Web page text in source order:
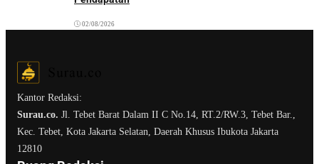
02/08/2026
Kantor Redaksi:
Surau.co. Jl. Tebet Barat Dalam II C No.14, RT.2/RW.3, Tebet Bar.,
Kec. Tebet, Kota Jakarta Selatan, Daerah Khusus Ibukota Jakarta
12810